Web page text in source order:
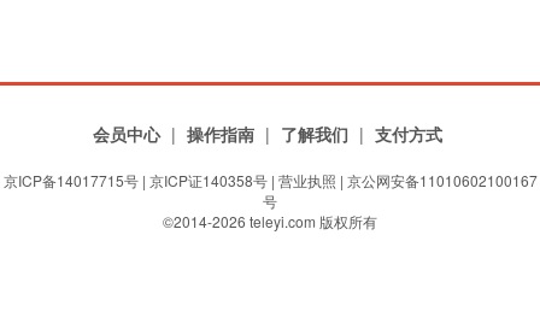
会员中心 | 操作指南 | 了解我们 | 支付方式
京ICP备14017715号| 京ICP证140358号| 营业执照 | 京公网安备11010602100167
号
©2014-2026 teleyi.com 版权所有